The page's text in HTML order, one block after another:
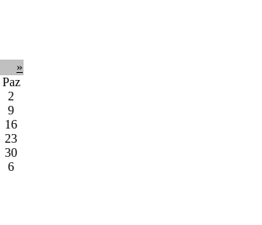
»
Paz
2
9
16
23
30
6